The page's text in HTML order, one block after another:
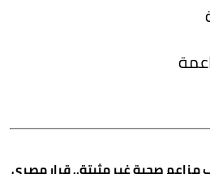
مزاعم صحية غير مثبتة.. قرار مصري